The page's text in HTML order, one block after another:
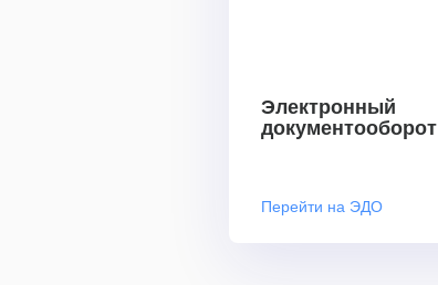
Электронный
документооборот
Перейти на ЭДО